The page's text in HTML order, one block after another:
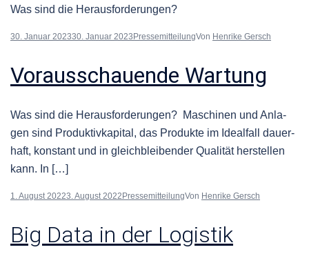
Was sind die Herausforderungen?
30. Januar 202330. Januar 2023 PressemitteilungVon Henrike Gersch
Vorausschauende Wartung
Was sind die Her­aus­forderun­gen? Maschi­nen und Anla­
gen sind Pro­duk­tivkap­i­tal, das Pro­duk­te im Ide­al­fall dauer­
haft, kon­stant und in gle­ich­bleiben­der Qual­ität her­stellen
kann. In […]
1. August 20223. August 2022 PressemitteilungVon Henrike Gersch
Big Data in der Logistik